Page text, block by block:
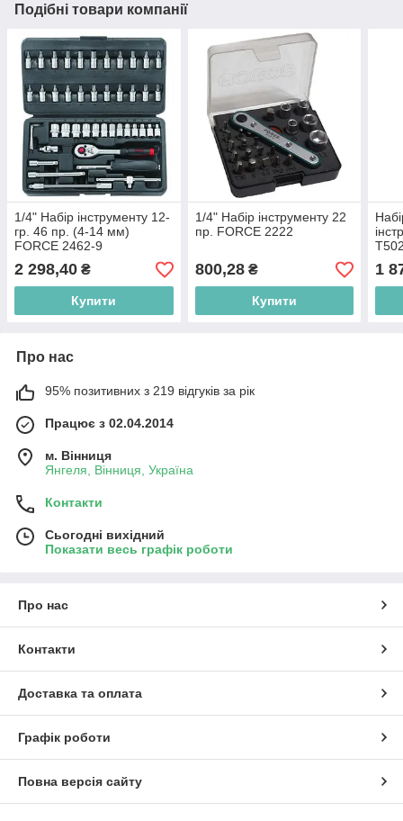
Подібні товари компанії
1/4" Набір інструменту 12-
гр. 46 пр. (4-14 мм)
FORCE 2462-9
2 298,40 ₴
Купити
1/4" Набір інструменту 22
пр. FORCE 2222
800,28₴
Купити
1
Про нас
95% позитивних з 219 відгуків за рік
Працює з 02.04.2014
м. Вінниця
Янгеля, Вінниця, Україна
Контакти
Сьогодні вихідний
Показати весь графік роботи
Про нас
Контакти
Доставка та оплата
Графік роботи
Повна версія сайту